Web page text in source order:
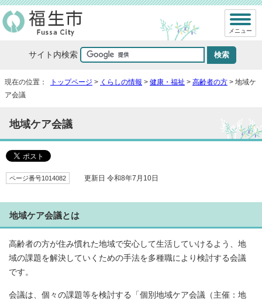
サイト内検索
メニュー
現在の位置： トップページ > くらしの情報 > 健康・福祉 > 高齢者の方 > 地域ケ
ア会議
地域ケア会議
ページ番号1014082 更新日 令和8年7月10日
地域ケア会議とは
高齢者の方が住み慣れた地域で安心して生活していけるよう、地
域の課題を解決していくための手法を多種職により検討する会議
です。
会議は、個々の課題等を検討する「個別地域ケア会議（主催：地